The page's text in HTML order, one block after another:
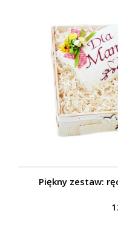
Piękny zestaw: